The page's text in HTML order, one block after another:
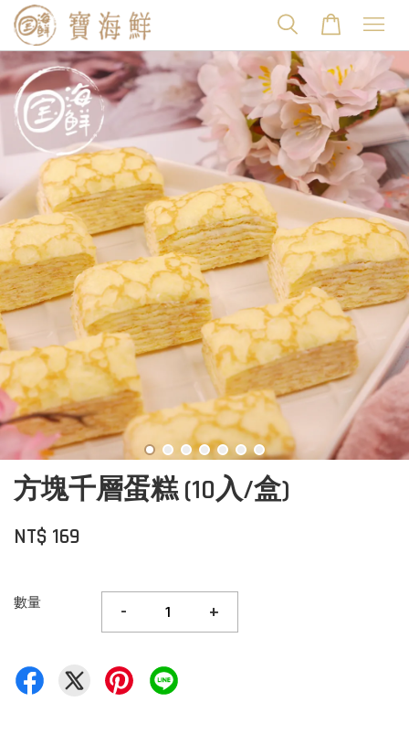
方塊千層蛋糕 (10入/盒)
NT$ 169
數量 - +